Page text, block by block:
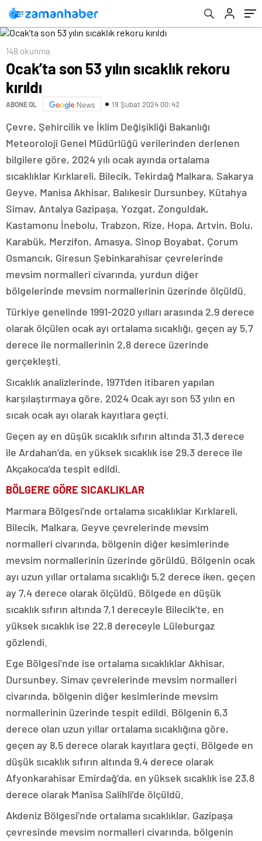
148 okunma
Ocak’ta son 53 yılın sıcaklık rekoru
kırıldı
ABONE OL News 19 Şubat 2024 00:42
Çevre, Şehircilik ve İklim Değişikliği Bakanlığı
Meteoroloji Genel Müdürlüğü verilerinden derlenen
bilgilere göre, 2024 yılı ocak ayında ortalama
sıcaklıklar Kırklareli, Bilecik, Tekirdağ Malkara, Sakarya
Geyve, Manisa Akhisar, Balıkesir Dursunbey, Kütahya
Simav, Antalya Gazipaşa, Yozgat, Zonguldak,
Kastamonu İnebolu, Trabzon, Rize, Hopa, Artvin, Bolu,
Karabük, Merzifon, Amasya, Sinop Boyabat, Çorum
Osmancık, Giresun Şebinkarahisar çevrelerinde
mevsim normalleri civarında, yurdun diğer
bölgelerinde mevsim normallerinin üzerinde ölçüldü.
Türkiye genelinde 1991-2020 yılları arasında 2,9 derece
olarak ölçülen ocak ayı ortalama sıcaklığı, geçen ay 5,7
derece ile normallerinin 2,8 derece üzerinde
gerçekleşti.
Sıcaklık analizlerinde, 1971’den itibaren yapılan
karşılaştırmaya göre, 2024 Ocak ayı son 53 yılın en
sıcak ocak ayı olarak kayıtlara geçti.
Geçen ay en düşük sıcaklık sıfırın altında 31,3 derece
ile Ardahan’da, en yüksek sıcaklık ise 29,3 derece ile
Akçakoca’da tespit edildi.
BÖLGERE GÖRE SICAKLIKLAR
Marmara Bölgesi’nde ortalama sıcaklıklar Kırklareli,
Bilecik, Malkara, Geyve çevrelerinde mevsim
normalleri civarında, bölgenin diğer kesimlerinde
mevsim normallerinin üzerinde görüldü. Bölgenin ocak
ayı uzun yıllar ortalama sıcaklığı 5,2 derece iken, geçen
ay 7,4 derece olarak ölçüldü. Bölgede en düşük
sıcaklık sıfırın altında 7,1 dereceyle Bilecik’te, en
yüksek sıcaklık ise 22,8 dereceyle Lüleburgaz
gözlendi.
Ege Bölgesi’nde ise ortalama sıcaklıklar Akhisar,
Dursunbey, Simav çevrelerinde mevsim normalleri
civarında, bölgenin diğer kesimlerinde mevsim
normallerinin üzerinde tespit edildi. Bölgenin 6,3
derece olan uzun yıllar ortalama sıcaklığına göre,
geçen ay 8,5 derece olarak kayıtlara geçti. Bölgede en
düşük sıcaklık sıfırın altında 9,4 derece olarak
Afyonkarahisar Emirdağ’da, en yüksek sıcaklık ise 23,8
derece olarak Manisa Salihli’de ölçüldü.
Akdeniz Bölgesi’nde ortalama sıcaklıklar, Gazipaşa
çevresinde mevsim normalleri civarında, bölgenin